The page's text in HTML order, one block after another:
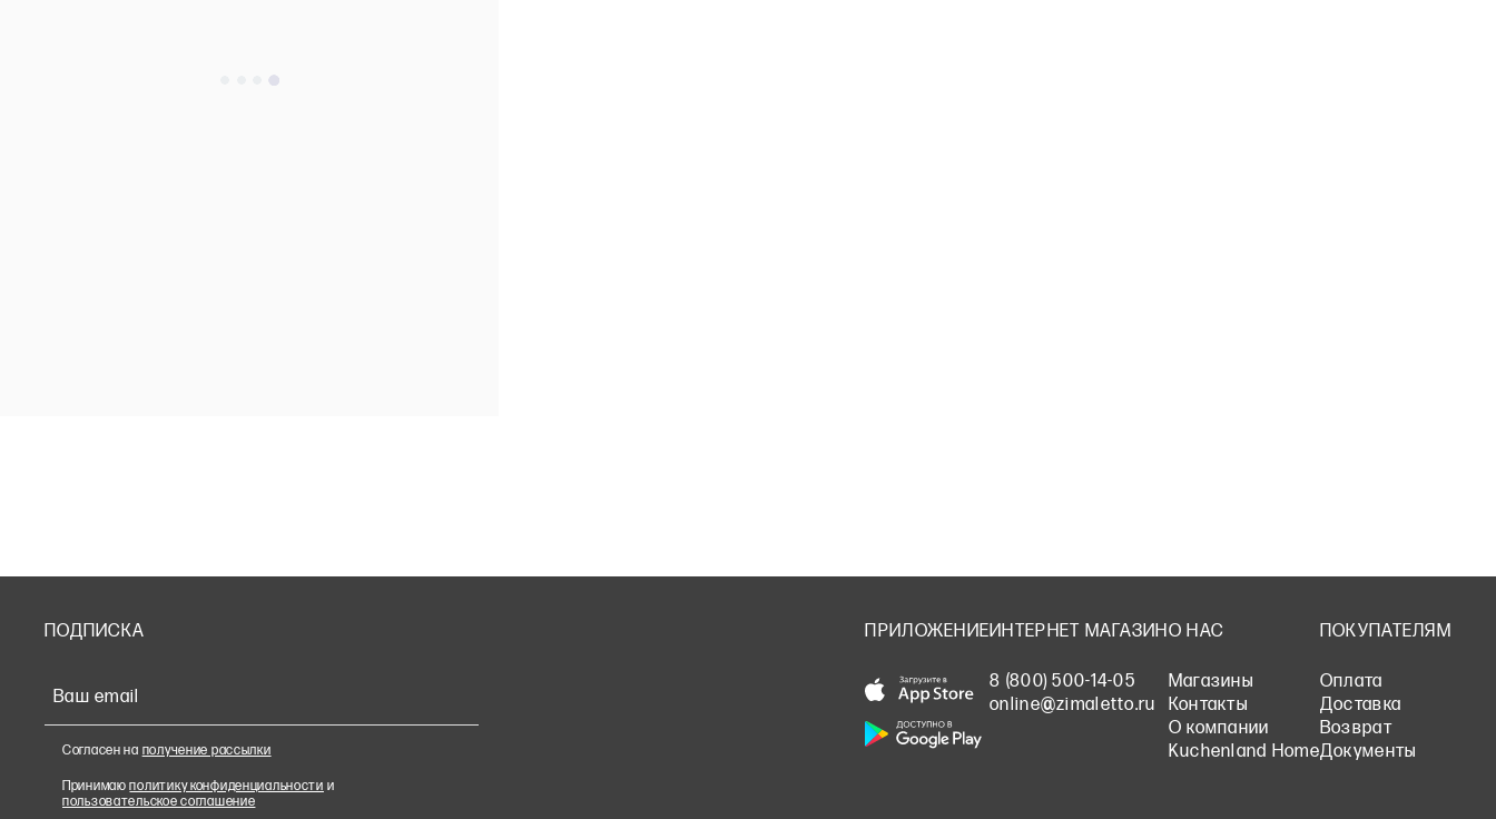
ПОДПИСКА
Ваш email
Согласен на получение рассылки
Принимаюполитику конфиденциальности и
пользовательское соглашение
ПРИЛОЖЕНИЕИНТЕРНЕТ МАГАЗИН
8 (800) 500-14-05
online@zimaletto.ru
О НАС
Магазины
Контакты
О компании
Kuchenland Home
ПОКУПАТЕЛЯМ
Оплата
Доставка
Возврат
Документы